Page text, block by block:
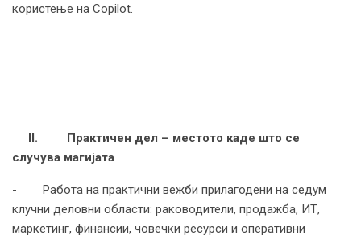
користење на Copilot.
II. Практичен дел – местото каде што се
случува магијата
- Работа на практични вежби прилагодени на седум
клучни деловни области: раководители, продажба, ИТ,
маркетинг, финансии, човечки ресурси и оперативни